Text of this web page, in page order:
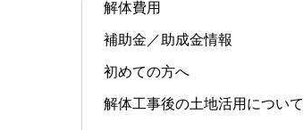
解体費用
補助金／助成金情報
初めての方へ
解体工事後の土地活用について